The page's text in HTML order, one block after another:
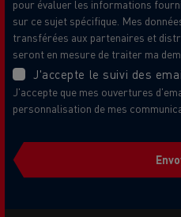
pour évaluer les informations
sur ce sujet spécifique. Mes
transférées aux partenaires et
seront en mesure de traiter ma
J'accepte le suivi des
J'accepte que mes ouvertures
personnalisation de mes